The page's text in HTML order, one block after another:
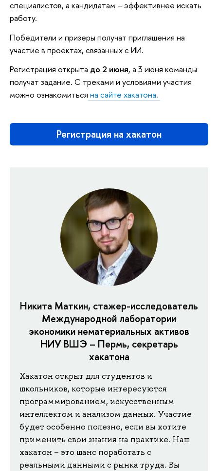
специалистов, а кандидатам – эффективнее искать
работу.
Победители и призеры получат приглашения на
участие в проектах, связанных с ИИ.
Регистрация открыта до 2 июня, а 3 июня команды
получат задание. С треками и условиями участия
можно ознакомиться на сайте хакатона.
Регистрация на хакатон
Никита Маткин, стажер-исследователь
Международной лаборатории
экономики нематериальных активов
НИУ ВШЭ – Пермь, секретарь
хакатона
Хакатон открыт для студентов и
школьников, которые интересуются
программированием, искусственным
интеллектом и анализом данных. Участие
будет особенно полезно, если вы хотите
применить свои знания на практике. Наш
хакатон – это шанс поработать с
реальными данными с рынка труда. Вы